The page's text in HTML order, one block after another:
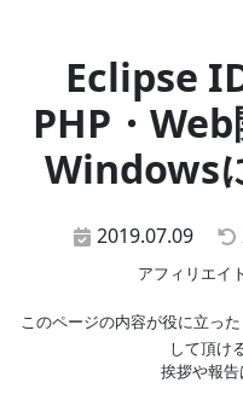
Eclipse
PHP・
Windows
2019.07.09
アフィリエイ
このページの内容が役に立った
して頂け
挨拶や報